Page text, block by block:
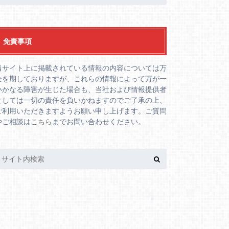
免責事項
サイト上に掲載されている情報の内容については万
を期しておりますが、これらの情報によって万が一
かなる障害が生じた場合も、当社および情報提供者
しては一切の責任を負いかねますのでご了承の上、
利用いただきますようお願い申し上げます。ご質問
ご相談はこちら までお問い合わせください。